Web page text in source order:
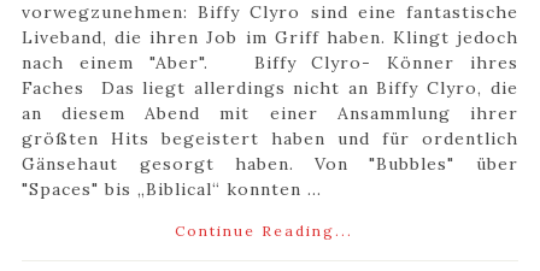
vorwegzunehmen: Biffy Clyro sind eine fantastische
Liveband, die ihren Job im Griff haben. Klingt jedoch
nach einem "Aber". Biffy Clyro- Könner ihres
Faches Das liegt allerdings nicht an Biffy Clyro, die
an diesem Abend mit einer Ansammlung ihrer
größten Hits begeistert haben und für ordentlich
Gänsehaut gesorgt haben. Von "Bubbles" über
"Spaces" bis „Biblical“ konnten ...
Continue Reading...